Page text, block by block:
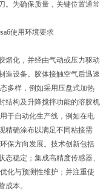
。为确保质量，关键位置通常
熔化，并经由气动或压力驱动
造设备。胶体接触空气后迅速
多样，例如采用压盘式加热
结构及升降搅拌功能的溶胶机
于自动化生产线，例如在电
精确涂布以满足不同粘接需
保方向发展。技术创新包括
稳定；集成高精度传感器、
化与预测性维护；并注重使
成本。